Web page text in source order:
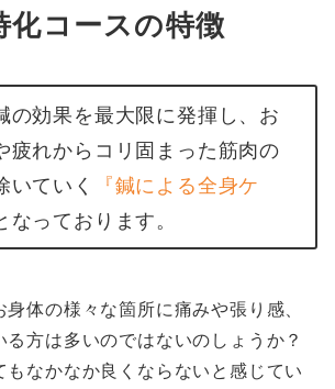
化コースの特徴
の効果を最大限に発揮し、お
疲れからコリ固まった筋肉の
いていく
『鍼による全身ケ
なっております。
体の様々な箇所に痛みや張り感、
方は多いのではないのしょうか？
もなかなか良くならないと感じてい